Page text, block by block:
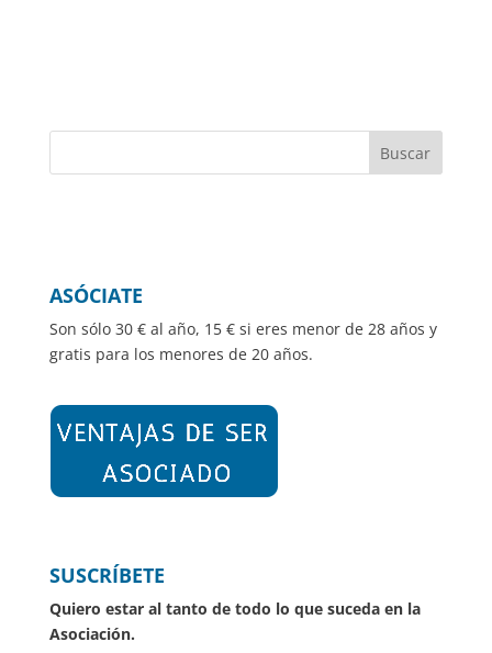
ASÓCIATE
Son sólo 30 € al año, 15 € si eres menor de 28 años y
gratis para los menores de 20 años.
SUSCRÍBETE
Quiero estar al tanto de todo lo que suceda en la
Asociación.